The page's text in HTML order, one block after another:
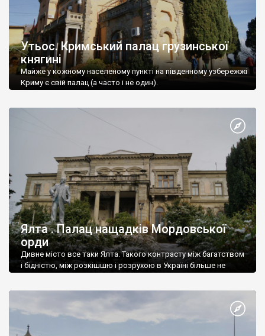
Утьос. Кримський палац грузинської
княгині
Майже у кожному населеному пункті на південному узбережжі
Криму є свій палац (а часто і не один).
Ялта . Палац нащадків Мордовської
орди
Дивне місто все таки Ялта. Такого контрасту між багатством
і бідністю, між розкішшю і розрухою в Україні більше не